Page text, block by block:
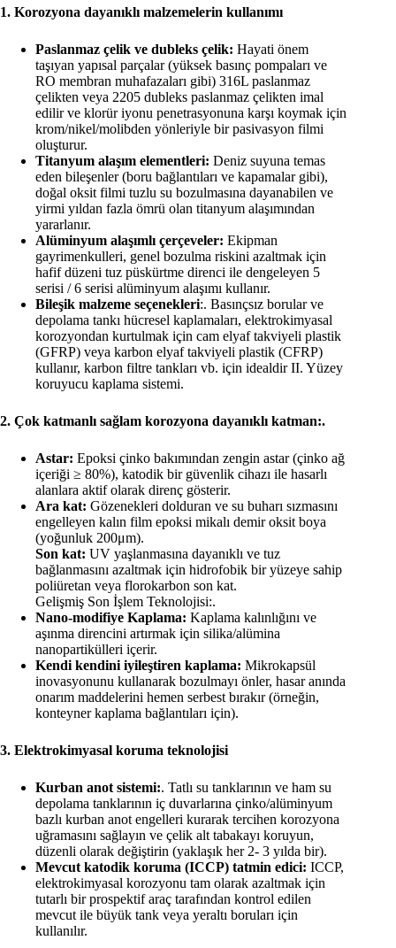
1. Korozyona dayanıklı malzemelerin kullanımı
Paslanmaz çelik ve dubleks çelik: Hayati önem
taşıyan yapısal parçalar (yüksek basınç pompaları ve
RO membran muhafazaları gibi) 316L paslanmaz
çelikten veya 2205 dubleks paslanmaz çelikten imal
edilir ve klorür iyonu penetrasyonuna karşı koymak için
krom/nikel/molibden yönleriyle bir pasivasyon filmi
oluşturur.
Titanyum alaşım elementleri: Deniz suyuna temas
eden bileşenler (boru bağlantıları ve kapamalar gibi),
doğal oksit filmi tuzlu su bozulmasına dayanabilen ve
yirmi yıldan fazla ömrü olan titanyum alaşımından
yararlanır.
Alüminyum alaşımlı çerçeveler: Ekipman
gayrimenkulleri, genel bozulma riskini azaltmak için
hafif düzeni tuz püskürtme direnci ile dengeleyen 5
serisi / 6 serisi alüminyum alaşımı kullanır.
Bileşik malzeme seçenekleri:. Basınçsız borular ve
depolama tankı hücresel kaplamaları, elektrokimyasal
korozyondan kurtulmak için cam elyaf takviyeli plastik
(GFRP) veya karbon elyaf takviyeli plastik (CFRP)
kullanır, karbon filtre tankları vb. için idealdir II. Yüzey
koruyucu kaplama sistemi.
2. Çok katmanlı sağlam korozyona dayanıklı katman:.
Astar: Epoksi çinko bakımından zengin astar (çinko ağ
içeriği ≥ 80%), katodik bir güvenlik cihazı ile hasarlı
alanlara aktif olarak direnç gösterir.
Ara kat: Gözenekleri dolduran ve su buharı sızmasını
engelleyen kalın film epoksi mikalı demir oksit boya
(yoğunluk 200μm).
Son kat: UV yaşlanmasına dayanıklı ve tuz
bağlanmasını azaltmak için hidrofobik bir yüzeye sahip
poliüretan veya florokarbon son kat.
Gelişmiş Son İşlem Teknolojisi:.
Nano-modifiye Kaplama: Kaplama kalınlığını ve
aşınma direncini artırmak için silika/alümina
nanopartikülleri içerir.
Kendi kendini iyileştiren kaplama: Mikrokapsül
inovasyonunu kullanarak bozulmayı önler, hasar anında
onarım maddelerini hemen serbest bırakır (örneğin,
konteyner kaplama bağlantıları için).
3. Elektrokimyasal koruma teknolojisi
Kurban anot sistemi:. Tatlı su tanklarının ve ham su
depolama tanklarının iç duvarlarına çinko/alüminyum
bazlı kurban anot engelleri kurarak tercihen korozyona
uğramasını sağlayın ve çelik alt tabakayı koruyun,
düzenli olarak değiştirin (yaklaşık her 2- 3 yılda bir).
Mevcut katodik koruma (ICCP) tatmin edici: ICCP,
elektrokimyasal korozyonu tam olarak azaltmak için
tutarlı bir prospektif araç tarafından kontrol edilen
mevcut ile büyük tank veya yeraltı boruları için
kullanılır.